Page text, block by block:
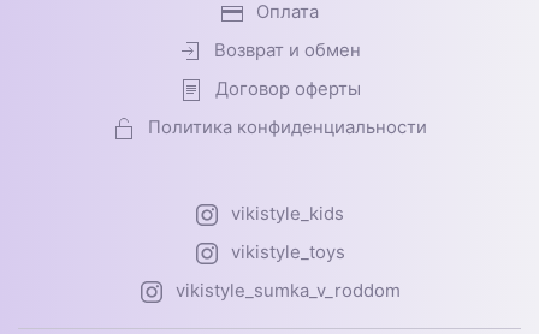
Оплата
Возврат и обмен
Договор оферты
Политика конфиденциальности
vikistyle_kids
vikistyle_toys
vikistyle_sumka_v_roddom